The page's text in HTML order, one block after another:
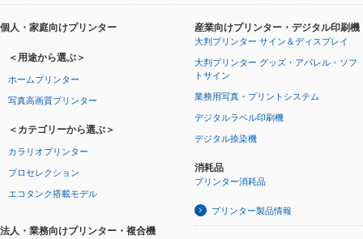
個人・家庭向けプリンター
＜用途から選ぶ＞
ホームプリンター
写真高画質プリンター
＜カテゴリーから選ぶ＞
カラリオプリンター
プロセレクション
エコタンク搭載モデル
法人・業務向けプリンター・複合機
産業向けプリンター・デジタル印刷機
大判プリンター サイン＆ディスプレイ
大判プリンター グッズ・アパレル・ソフ
トサイン
業務用写真・プリントシステム
デジタルラベル印刷機
デジタル捺染機
消耗品
プリンター消耗品
プリンター製品情報